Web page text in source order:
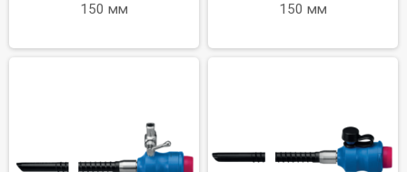
150 мм
150 мм